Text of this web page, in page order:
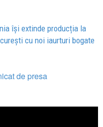
își extinde producția la
cu noi iaurturi bogate
de presa